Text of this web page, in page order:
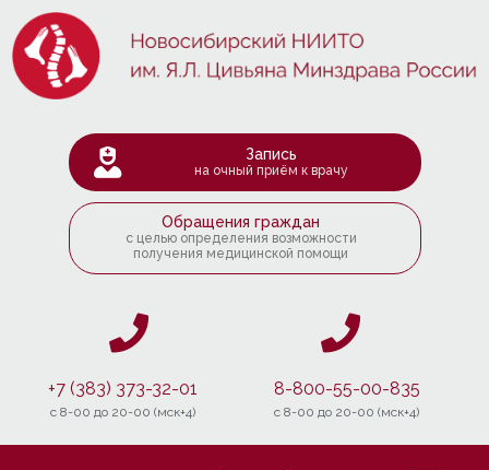
Запись
на очный приём к врачу
Обращения граждан
с целью определения возможности
получения медицинской помощи
+7 (383) 373-32-01
c 8-00 до 20-00 (мск+4)
8-800-55-00-835
c 8-00 до 20-00 (мск+4)